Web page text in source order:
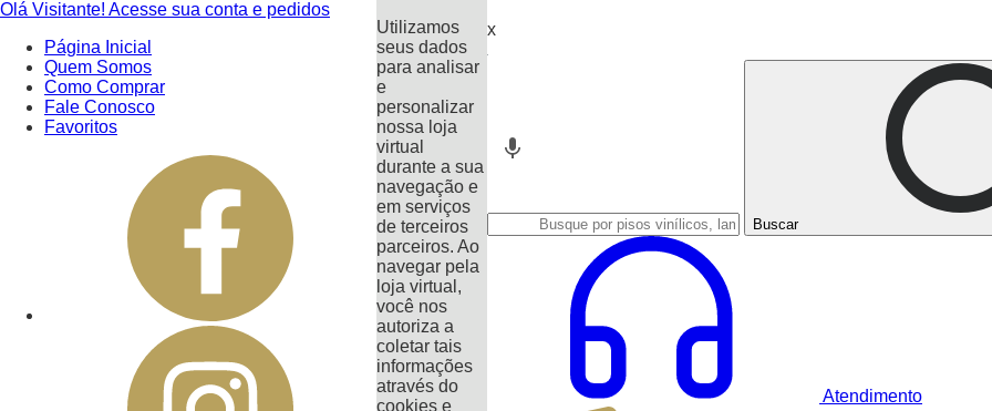
Olá Visitante! Acesse sua conta e pedidos
Página Inicial
Quem Somos
Como Comprar
Fale Conosco
Favoritos
Utilizamos
seus dados
para analisar
e
personalizar
nossa loja
virtual
durante a sua
navegação e
em serviços
de terceiros
parceiros. Ao
navegar pela
loja virtual,
você nos
autoriza a
coletar tais
informações
através do
cookies e
x
Buscar
Atendimento